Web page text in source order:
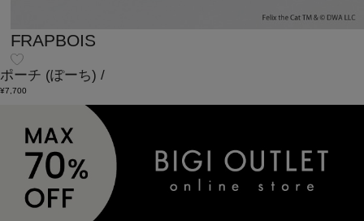
FRAPBOIS
ポーチ (ぽーち) /
¥7,700